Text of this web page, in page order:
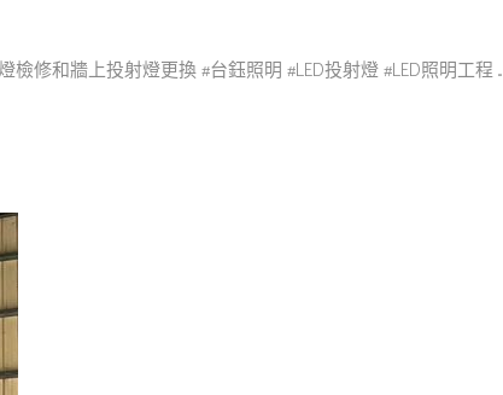
修和牆上投射燈更換 #台鈺照明 #LED投射燈 #LED照明工程 ...